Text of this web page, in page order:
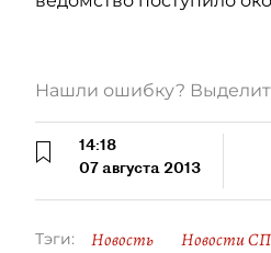
Нашли ошибку?
14:18
07 августа 2013
Тэги: Новость Новости